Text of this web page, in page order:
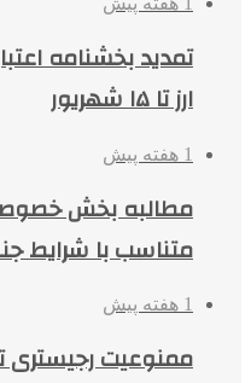
تمدید بخشنامه
ارز تا ۱۵ شهریور
1 هفته پیش
مطالبه بخش
متناسب با شرایط
1 هفته پیش
ممنوعیت رجیستری